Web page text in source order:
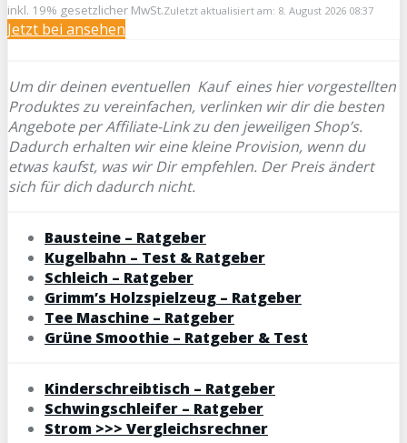
inkl. 19% gesetzlicher MwSt.Zuletzt aktualisiert am: 8. August 2026 08:37
Jetzt bei ansehen
Um dir deinen eventuellen Kauf eines hier vorgestellten
Produktes zu vereinfachen, verlinken wir dir die besten
Angebote per Affiliate-Link zu den jeweiligen Shop’s.
Dadurch erhalten wir eine kleine Provision, wenn du
etwas kaufst, was wir Dir empfehlen. Der Preis ändert
sich für dich dadurch nicht.
Bausteine – Ratgeber
Kugelbahn – Test & Ratgeber
Schleich – Ratgeber
Grimm’s Holzspielzeug – Ratgeber
Tee Maschine – Ratgeber
Grüne Smoothie – Ratgeber & Test
Kinderschreibtisch – Ratgeber
Schwingschleifer – Ratgeber
Strom >>> Vergleichsrechner